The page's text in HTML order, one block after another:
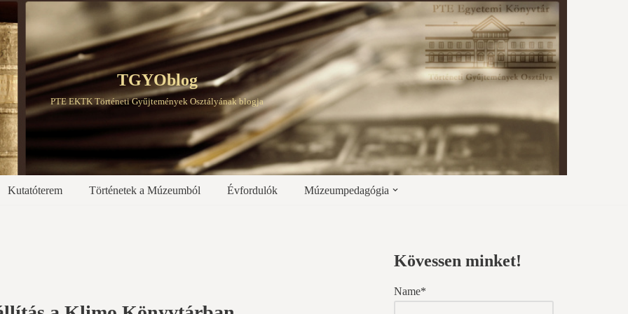
TGYOblog
PTE EKTK Történeti Gyűjtemények Osztályának blogja
Kutatóterem Történetek a Múzeumból Évfordulók Múzeumpedagógia
Kövessen minket!
Name*